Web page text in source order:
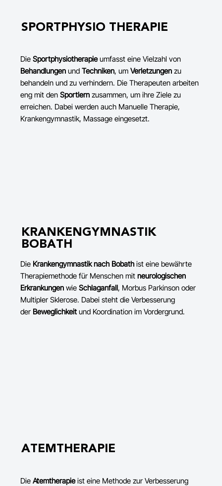
Die Sportphysiotherapieumfasst eine Vielzahl von
Behandlungen und Techniken, um Verletzungen zu
behandeln und zu verhindern. Die Therapeuten arbeiten
eng mit den Sportlern zusammen, um ihre Ziele zu
erreichen. Dabei werden auch Manuelle Therapie,
Krankengymnastik, Massage eingesetzt.
SPORTPHYSIO THERAPIE
Die Krankengymnastik nach Bobathist eine bewährte
Therapiemethode für Menschen mit neurologischen
Erkrankungenwie Schlaganfall, Morbus Parkinson oder
Multipler Sklerose. Dabei steht die Verbesserung
der Beweglichkeit und Koordination im Vordergrund.
KRANKENGYMNASTIK
BOBATH
Die Atemtherapieist eine Methode zur Verbesserung
ATEMTHERAPIE